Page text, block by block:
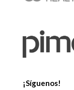
¡Síguenos!